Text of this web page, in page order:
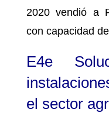
2020 vendió a
con capacidad
E4e
el sector